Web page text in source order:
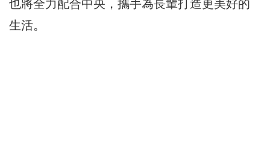
也將全力配合中央，攜手為長輩打造更美好的
生活。